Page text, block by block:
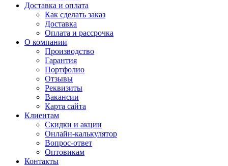
Доставка и оплата
Как сделать заказ
Доставка
Оплата и рассрочка
О компании
Производство
Гарантия
Портфолио
Отзывы
Реквизиты
Вакансии
Карта сайта
Клиентам
Скидки и акции
Онлайн-калькулятор
Вопрос-ответ
Оптовикам
Контакты